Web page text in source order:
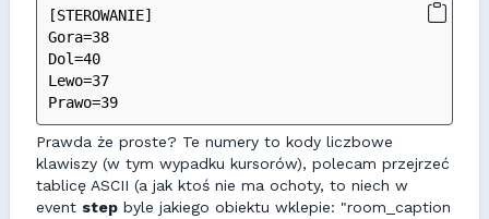
[STEROWANIE]
Gora=38
Dol=40
Lewo=37
Prawo=39
Prawda że proste? Te numery to kody liczbowe
klawiszy (w tym wypadku kursorów), polecam przejrzeć
tablicę ASCII (a jak ktoś nie ma ochoty, to niech w
event step byle jakiego obiektu wklepie: "room_caption